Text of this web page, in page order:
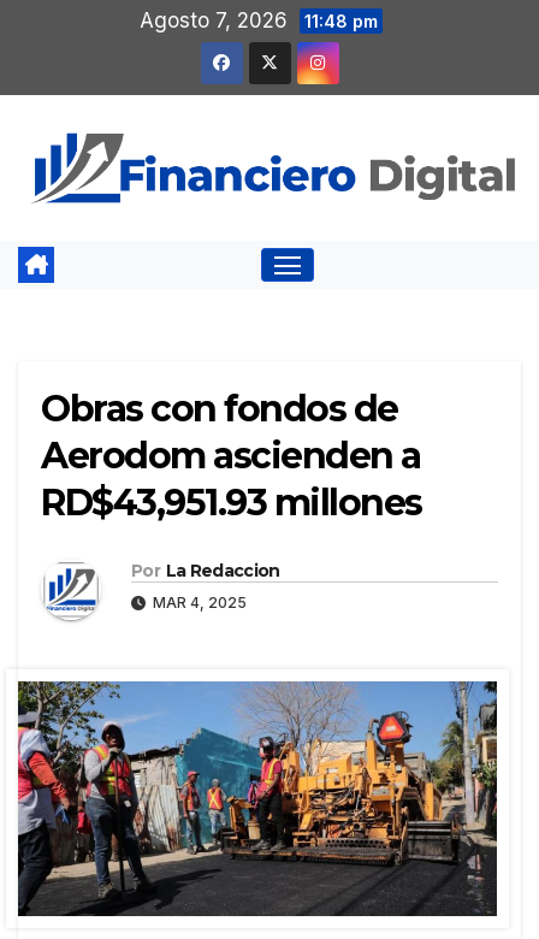
contenido
Agosto 7, 2026 11:48 pm
Obras con fondos de
Aerodom ascienden a
RD$43,951.93 millones
Por La Redaccion
MAR 4, 2025